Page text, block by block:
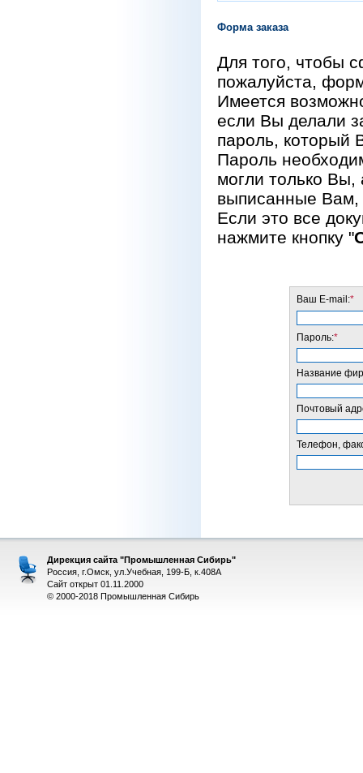
Форма заказа
Для того, чтобы
пожалуйста,
Имеется
если Вы делали
пароль, который
Пароль
могли только Вы,
выписанные Вам,
Если это все
нажмите кнопку "
Ваш E-mail:*
Пароль:*
Название
Почтовый
Телефон,
Дирекция сайта "Промышленная Сибирь"
Россия, г.Омск, ул.Учебная, 199-Б, к.408А
Сайт открыт 01.11.2000
© 2000-2018 Промышленная Сибирь